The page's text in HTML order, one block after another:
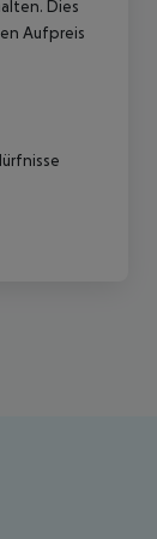
Dies
Aufpreis